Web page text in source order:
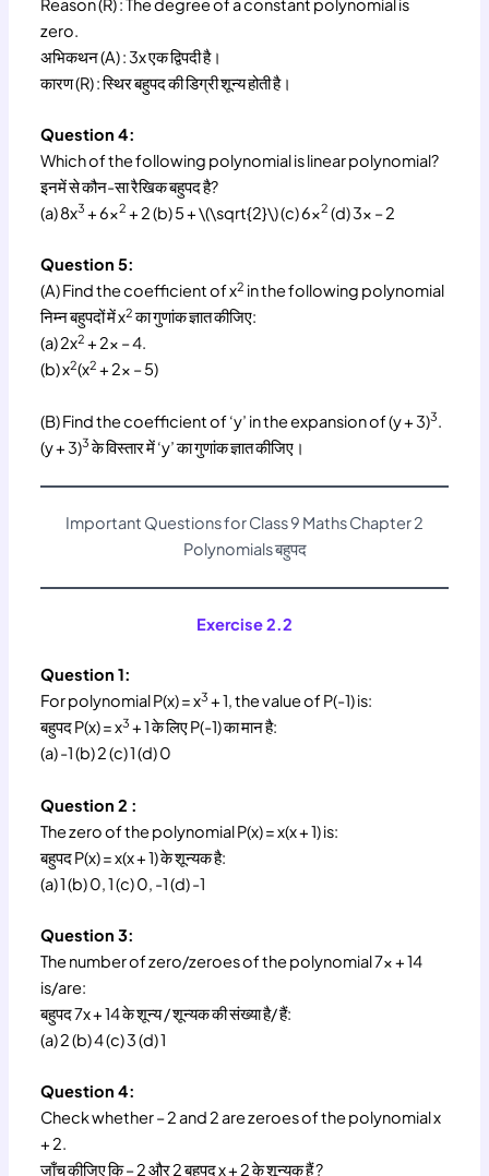
zero.
अभिकथन (A) : 3x एक द्विपदी है।
कारण (R) : स्थिर बहुपद की डिग्री शून्य होती है।
Question 4:
Which of the following polynomial is linear polynomial?
इनमें से कौन-सा रैखिक बहुपद है?
(a) 8x3 + 6x2 + 2 (b) 5 + \(\sqrt{2}\) (c) 6x2 (d) 3x – 2
Question 5:
(A) Find the coefficient of x2 in the following polynomial
निम्न बहुपदों में x2का गुणांक ज्ञात कीजिए:
(a) 2x2 + 2x – 4.
(b) x2(x2 + 2x – 5)
(B) Find the coefficient of ‘y’ in the expansion of (y + 3)3.
(y + 3)3के विस्तार में ‘y’ का गुणांक ज्ञात कीजिए।
Important Questions for Class 9 Maths Chapter 2
Polynomials बहुपद
Exercise 2.2
Question 1:
For polynomial P(x) = x3 + 1, the value of P(-1) is:
बहुपद P(x) = x3 + 1 के लिए P(-1) का मान है:
(a) -1 (b) 2 (c) 1 (d) 0
Question 2 :
The zero of the polynomial P(x) = x(x + 1) is:
बहुपद P(x) = x(x + 1) के शून्यक है:
(a) 1 (b) 0, 1 (c) 0, -1 (d) -1
Question 3:
The number of zero/zeroes of the polynomial 7x + 14
is/are:
बहुपद 7x + 14 के शून्य / शून्यक की संख्या है/ हैं:
(a) 2 (b) 4 (c) 3 (d) 1
Question 4:
Check whether – 2 and 2 are zeroes of the polynomial x
+ 2.
जाँच कीजिए कि – 2 और 2 बहुपद x + 2 के शून्यक हैं ?